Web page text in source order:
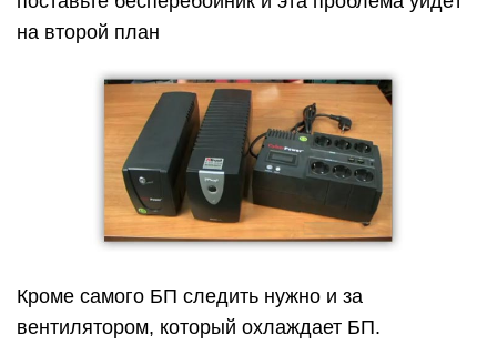
на второй план
Кроме самого БП следить нужно и за
вентилятором, который охлаждает БП.